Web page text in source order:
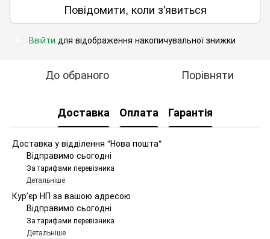
Повідомити, коли з'явиться
Ввійти для відображення накопичувальної знижки
До обраного Порівняти
Доставка Оплата Гарантія
Доставка у відділення "Нова пошта"
Відправимо сьогодні
За тарифами перевізника
Детальніше
Курʼєр НП за вашою адресою
Відправимо сьогодні
За тарифами перевізника
Детальніше